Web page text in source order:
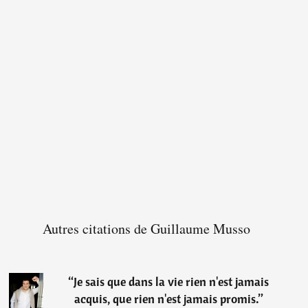
Autres citations de Guillaume Musso
“Je sais que dans la vie rien n'est jamais
acquis, que rien n'est jamais promis.”